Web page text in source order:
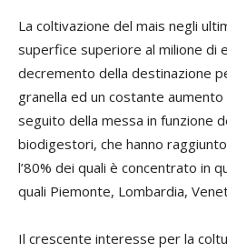
La coltivazione del mais negli
superfice superiore al milione di
decremento della destinazione
granella ed un costante
seguito della messa in funzione
biodigestori, che hanno
l’80% dei quali è concentrato in
quali Piemonte, Lombardia,
Il crescente interesse per la